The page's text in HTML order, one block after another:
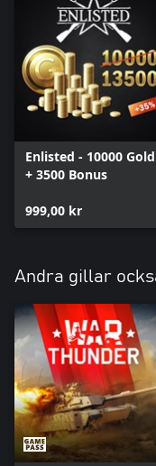
Enlisted - 10000 Gold
+ 3500 Bonus
999,00 kr
Andra gillar